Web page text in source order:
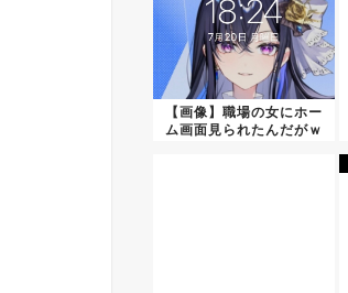
【画像】職場の女にホー
ム画面見られたんだがｗ